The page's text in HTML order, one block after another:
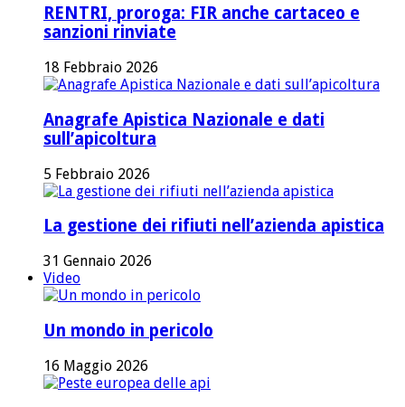
RENTRI, proroga: FIR anche cartaceo e
sanzioni rinviate
18 Febbraio 2026
Anagrafe Apistica Nazionale e dati
sull’apicoltura
5 Febbraio 2026
La gestione dei rifiuti nell’azienda apistica
31 Gennaio 2026
Video
Un mondo in pericolo
16 Maggio 2026